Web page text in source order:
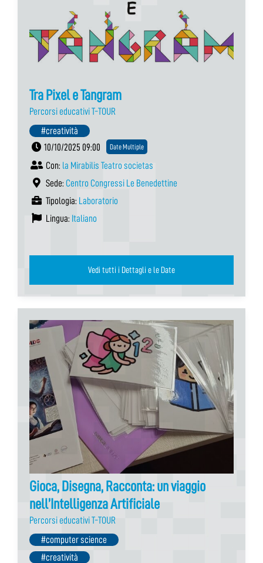
Tra Pixel e Tangram
Percorsi educativi T-TOUR
#creatività
10/10/2025 09:00
Date Multiple
Con: la Mirabilis Teatro societas
Sede: Centro Congressi Le Benedettine
Tipologia: Laboratorio
Lingua: Italiano
Vedi tutti i Dettagli e le Date
Gioca, Disegna, Racconta: un viaggio
nell’Intelligenza Artificiale
Percorsi educativi T-TOUR
#computer science
#creatività